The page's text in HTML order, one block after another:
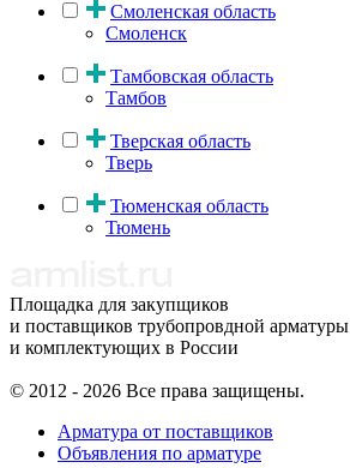
Смоленская область
Смоленск
Тамбовская область
Тамбов
Тверская область
Тверь
Тюменская область
Тюмень
Площадка для закупщиков
и поставщиков трубопровдной арматуры
и комплектующих в России
© 2012 - 2026 Все права защищены.
Арматура от поставщиков
Объявления по арматуре